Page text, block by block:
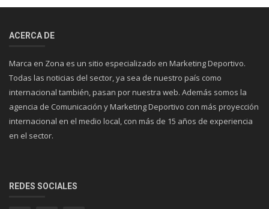
ACERCA DE
Marca en Zona es un sitio especializado en Marketing Deportivo.
Todas las noticias del sector, ya sea de nuestro país como
internacional también, pasan por nuestra web. Además somos la
agencia de Comunicación y Marketing Deportivo con más proyección
internacional en el medio local, con más de 15 años de experiencia
en el sector.
REDES SOCIALES